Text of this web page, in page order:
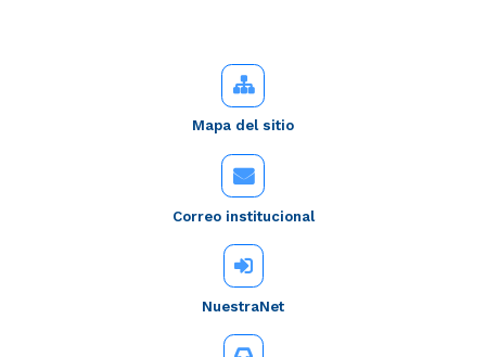
Mapa del sitio
Correo institucional
NuestraNet